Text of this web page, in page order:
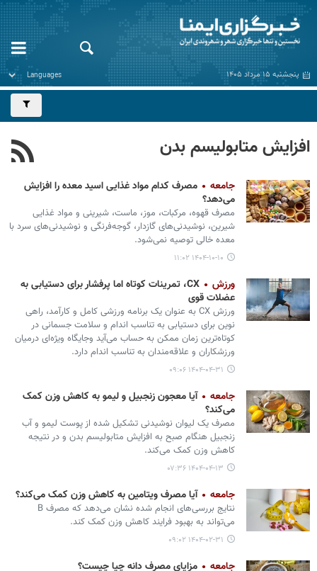
پنجشنبه ۱۵ مرداد ۱۴۰۵
افزایش متابولیسم بدن
جامعه
مصرف کدام مواد غذایی اسید معده را افزایش
می‌دهد؟
مصرف قهوه، مرکبات، موز، ماست، شیرینی و مواد غذایی
شیرین، نوشیدنی‌های گازدار، گوجه‌فرنگی و نوشیدنی‌های سرد با
معده خالی توصیه نمی‏‌شود.
۱۴۰۴-۱۰-۱۰ ۱۱:۰۲
ورزش
CX، تمرینات کوتاه اما پرفشار برای دستیابی به
عضلات قوی
ورزش CX به عنوان یک برنامه ورزشی کامل و کارآمد، راهی
نوین برای دستیابی به تناسب اندام و سلامت جسمانی در
کوتاه‌ترین زمان ممکن به حساب می‌آید وجایگاه ویژه‌ای درمیان
ورزشکاران و علاقه‌مندان به تناسب اندام دارد.
۱۴۰۴-۰۴-۳۱ ۰۹:۰۶
جامعه
آیا معجون زنجبیل و لیمو به کاهش وزن کمک
می‌کند؟
مصرف یک لیوان نوشیدنی تشکیل شده از پوست لیمو و آب
زنجبیل هنگام صبح به افزایش متابولیسم بدن و در نتیجه
کاهش وزن کمک می‌کند.
۱۴۰۴-۰۴-۱۳ ۰۷:۳۶
جامعه آیا مصرف ویتامین به کاهش وزن کمک می‌کند؟
نتایج بررسی‌های انجام شده نشان می‌دهد که مصرف B
می‌تواند به بهبود فرایند کاهش وزن کمک کند.
۱۴۰۴-۰۲-۳۱ ۰۹:۰۲
جامعه مزایای مصرف دانه چیا چیست؟